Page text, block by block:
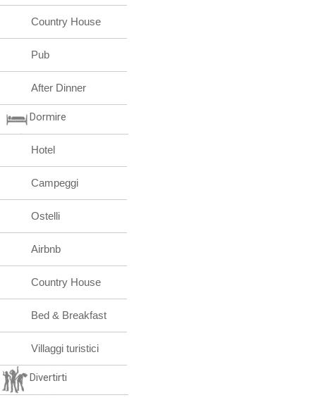
Country House
Pub
After Dinner
Dormire
Hotel
Campeggi
Ostelli
Airbnb
Country House
Bed & Breakfast
Villaggi turistici
Divertirti